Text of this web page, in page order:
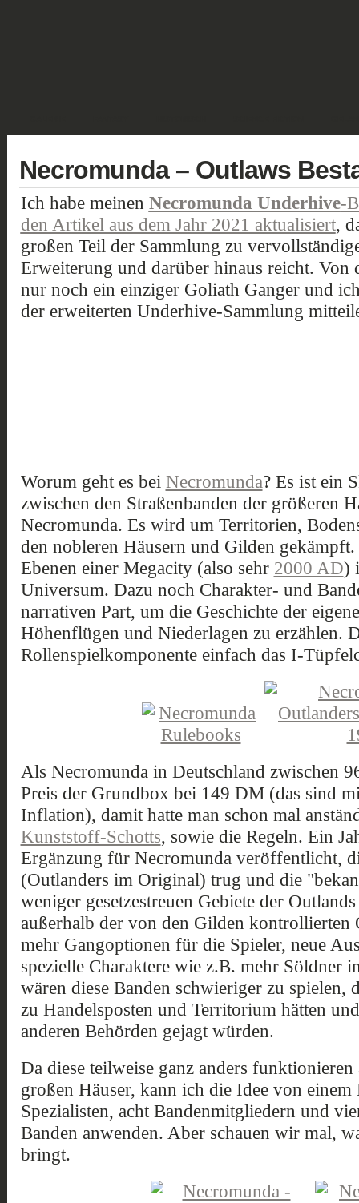
Necromunda – Outlaws
Ich habe meinen Necromunda Underhive-
den Artikel aus dem Jahr 2021 aktualisiert,
großen Teil der Sammlung zu
Erweiterung und darüber hinaus reicht.
nur noch ein einziger Goliath Ganger und
der erweiterten Underhive-Sammlung
Worum geht es bei Necromunda? Es ist ein
zwischen den Straßenbanden der größeren
Necromunda. Es wird um Territorien,
den nobleren Häusern und Gilden
Ebenen einer Megacity (also sehr 2000 AD)
Universum. Dazu noch Charakter- und
narrativen Part, um die Geschichte der
Höhenflügen und Niederlagen zu erzählen.
Rollenspielkomponente einfach das I-
Als Necromunda in Deutschland zwischen
Preis der Grundbox bei 149 DM (das sind
Inflation), damit hatte man schon mal
Kunststoff-Schotts, sowie die Regeln. Ein
Ergänzung für Necromunda veröffentlicht,
(Outlanders im Original) trug und die
weniger gesetzestreuen Gebiete der
außerhalb der von den Gilden kontrollierten
mehr Gangoptionen für die Spieler, neue
spezielle Charaktere wie z.B. mehr Söldner
wären diese Banden schwieriger zu spielen,
zu Handelsposten und Territorium hätten
anderen Behörden gejagt würden.
Da diese teilweise ganz anders
großen Häuser, kann ich die Idee von einem
Spezialisten, acht Bandenmitgliedern und
Banden anwenden. Aber schauen wir mal,
bringt.